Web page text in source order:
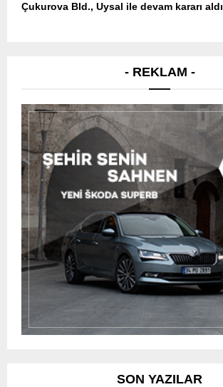
Çukurova Bld., Uysal ile devam kararı aldı
- REKLAM -
SON YAZILAR